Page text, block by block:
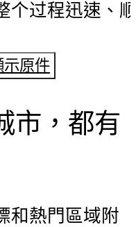
个过程迅速、
店给所有正在
。
示原件
市，都有
和熱門區域附